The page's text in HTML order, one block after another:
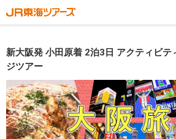
新大阪発 小田原着 2泊3日 アクティビテ
ジツアー